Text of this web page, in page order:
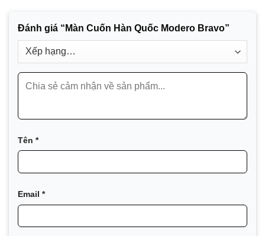
Đánh giá “Màn Cuốn Hàn Quốc Modero Bravo”
Tên *
Email *